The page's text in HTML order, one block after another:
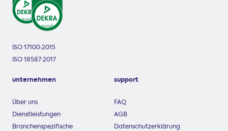
ISO 17100:2015
ISO 18587:2017
unternehmen
Über uns
Dienstleistungen
Branchenspezifische
support
FAQ
AGB
Datenschutzerklärung